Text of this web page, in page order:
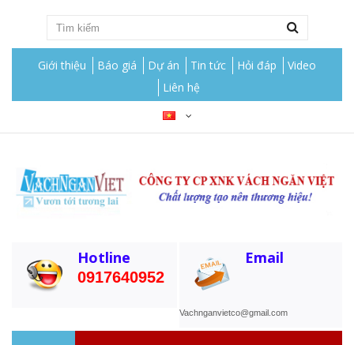
Giới thiệu Báo giá Dự án Tin tức Hỏi đáp
Video
Liên hệ
Hotline
0917640952
Email
Vachnganvietco@gmail.com